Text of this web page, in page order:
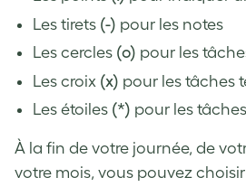
Les tirets (-) pour les notes
Les cercles (o) pour les
Les croix (x) pour les tâches
Les étoiles (*) pour les
À la fin de votre journée, de
votre mois, vous pouvez